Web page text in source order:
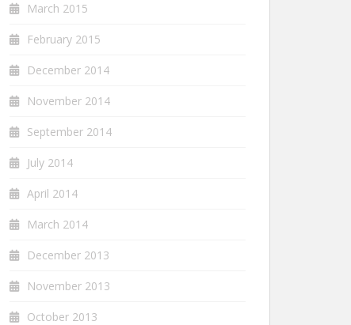
March 2015
February 2015
December 2014
November 2014
September 2014
July 2014
April 2014
March 2014
December 2013
November 2013
October 2013